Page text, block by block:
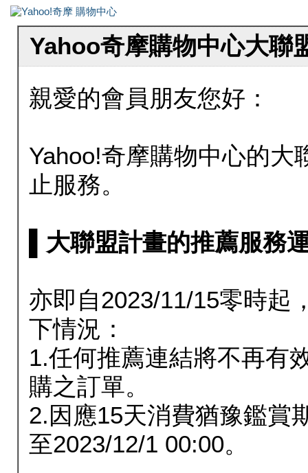
Yahoo奇摩購物中心大聯
親愛的會員朋友您好：
Yahoo!奇摩購物中心的大
止服務。
▌大聯盟計畫的推薦服務
亦即自2023/11/15零時起
下情況：
1.任何推薦連結將不再有
購之訂單。
2.因應15天消費猶豫鑑賞
至2023/12/1 00:00。